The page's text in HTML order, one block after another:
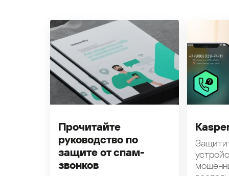
Прочитайте
руководство по
защите от спам-
звонков